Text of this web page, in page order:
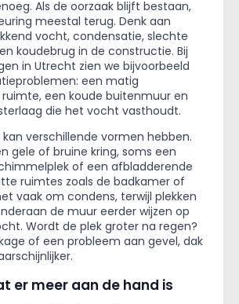
Als de oorzaak blijft bestaan,
meestal terug. Denk aan
vocht, condensatie, slechte
koudebrug in de constructie. Bij
in Utrecht zien we bijvoorbeeld
een matig
een koude buitenmuur en
die het vocht vasthoudt.
verschillende vormen hebben.
gele of bruine kring, soms een
of een afbladderende
ruimtes zoals de badkamer of
vaak om condens, terwijl plekken
de muur eerder wijzen op
Wordt de plek groter na regen?
of een probleem aan gevel, dak
er meer aan de hand is